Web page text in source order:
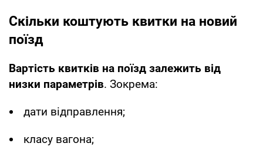
Скільки коштують квитки на новий
поїзд
Вартість квитків на поїзд залежить від
низки параметрів. Зокрема:
дати відправлення;
класу вагона;